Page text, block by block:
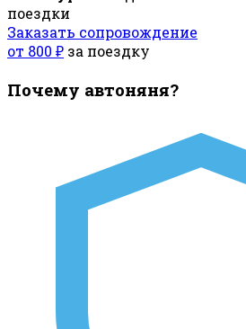
поездки
Заказать сопровождение
от 800 ₽ за поездку
Почему автоняня?